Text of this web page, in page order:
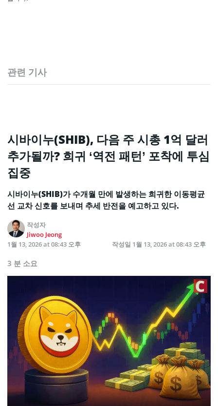
관련 기사
시바이누(SHIB), 다음 주 시총 1억 달러
추가될까? 희귀 ‘역전 패턴’ 포착에 투심
집중
시바이누(SHIB)가 수개월 만에 발생하는 희귀한 이동평균
선 교차 신호를 보내며 추세 반전을 예고하고 있다.
작성자
Jiwoo Jeong
1월 13, 2026 at 08:43 오후
작성일 1월 13, 2026 at 08:43 오후
3 분 소요